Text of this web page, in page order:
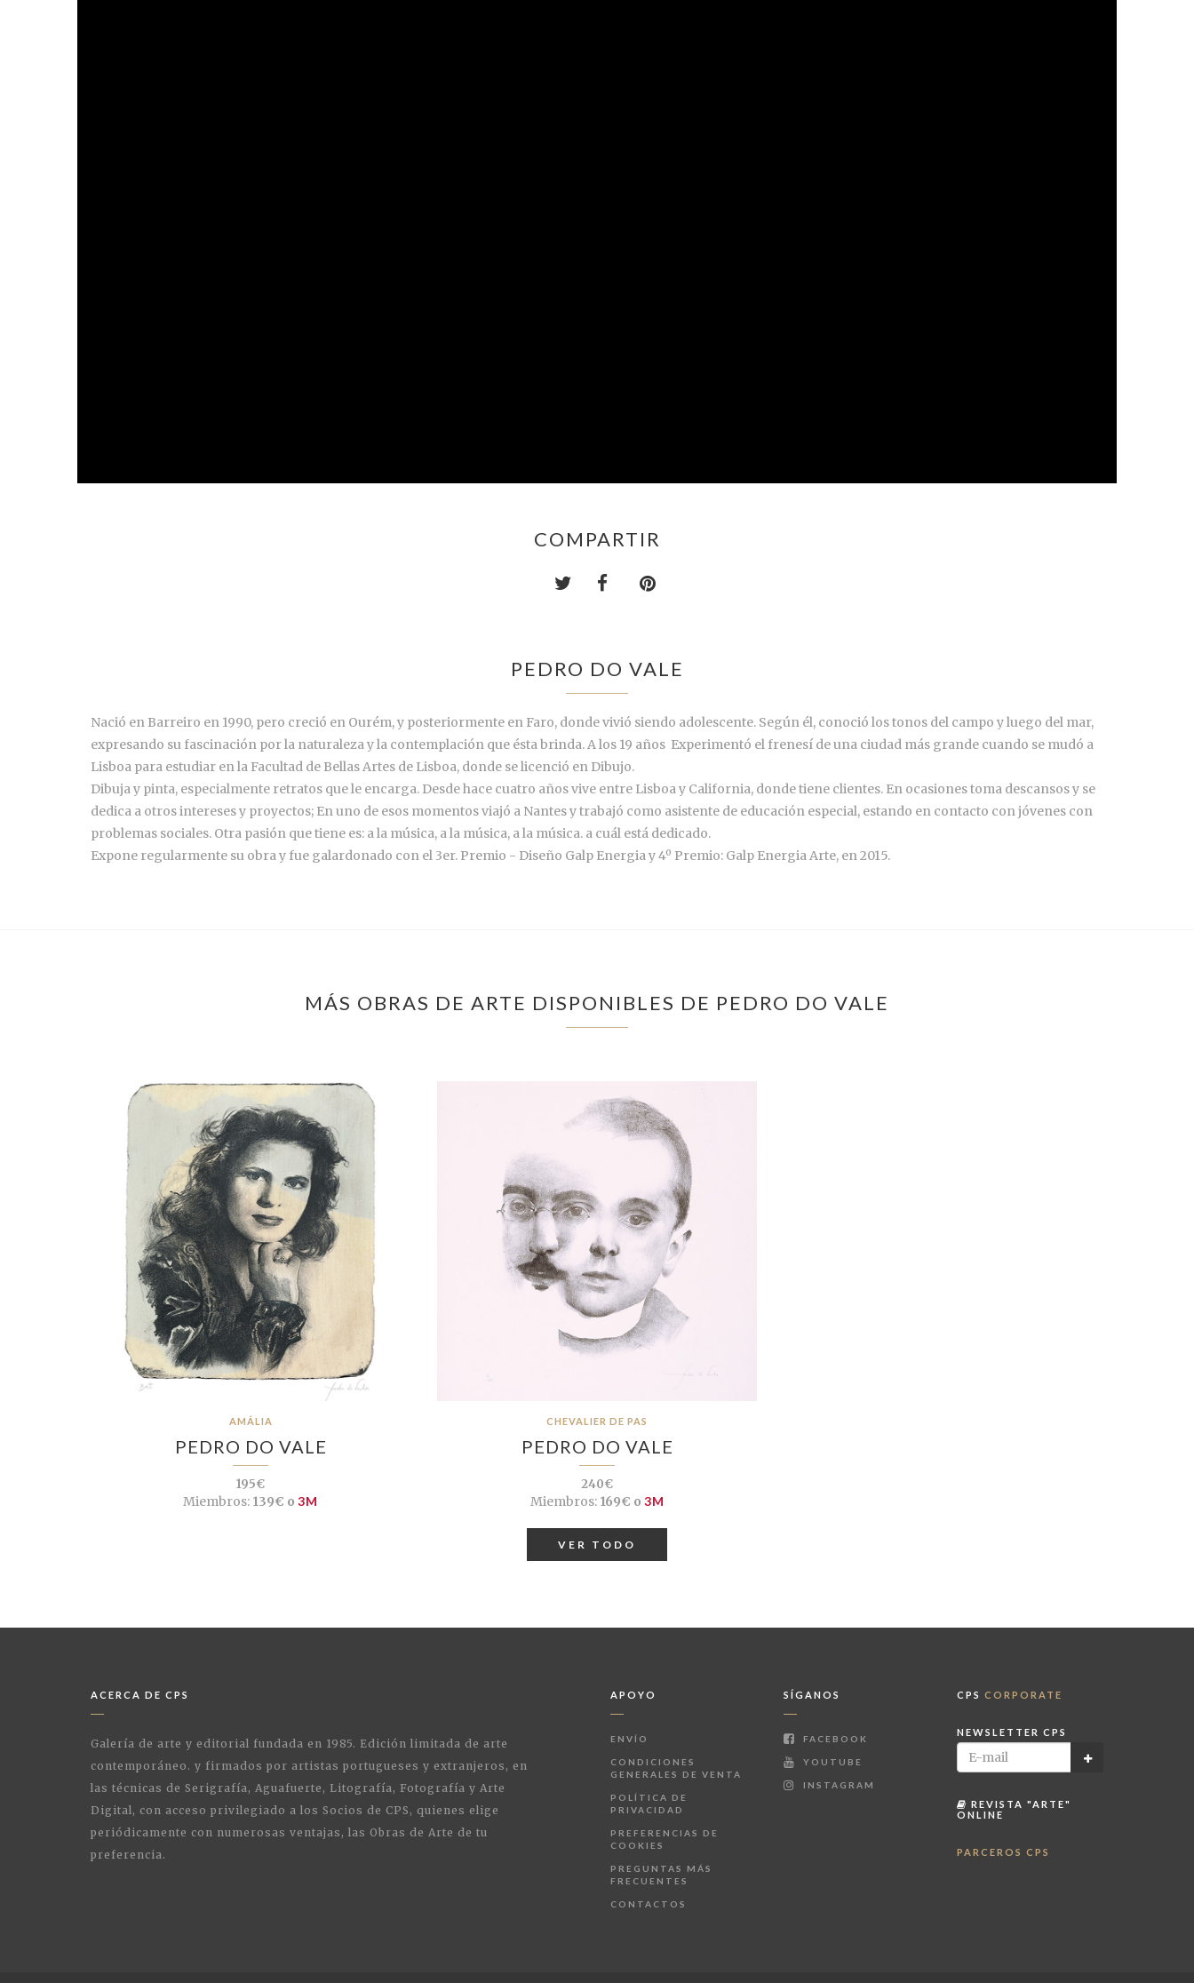
COMPARTIR
PEDRO DO VALE
Nació en Barreiro en 1990, pero creció en Ourém, y posteriormente en Faro, donde vivió siendo adolescente. Según él, conoció los tonos del campo y luego del mar,
expresando su fascinación por la naturaleza y la contemplación que ésta brinda. A los 19 años Experimentó el frenesí de una ciudad más grande cuando se mudó a
Lisboa para estudiar en la Facultad de Bellas Artes de Lisboa, donde se licenció en Dibujo.
Dibuja y pinta, especialmente retratos que le encarga. Desde hace cuatro años vive entre Lisboa y California, donde tiene clientes. En ocasiones toma descansos y se
dedica a otros intereses y proyectos; En uno de esos momentos viajó a Nantes y trabajó como asistente de educación especial, estando en contacto con jóvenes con
problemas sociales. Otra pasión que tiene es: a la música, a la música, a la música. a cuál está dedicado.
Expone regularmente su obra y fue galardonado con el 3er. Premio - Diseño Galp Energia y 4º Premio: Galp Energia Arte, en 2015.
MÁS OBRAS DE ARTE DISPONIBLES DE PEDRO DO VALE
AMÁLIA
PEDRO DO VALE
195€
Miembros: 139€ o 3M
CHEVALIER DE PAS
PEDRO DO VALE
240€
Miembros:169€ o 3M
VER TODO
ACERCA DE CPS
Galería de arte y editorial fundada en 1985. Edición limitada de arte
contemporáneo. y firmados por artistas portugueses y extranjeros, en
las técnicas de Serigrafía, Aguafuerte, Litografía, Fotografía y Arte
Digital, con acceso privilegiado a los Socios de CPS, quienes elige
periódicamente con numerosas ventajas, las Obras de Arte de tu
preferencia.
APOYO
ENVÍO
CONDICIONES
GENERALES DE VENTA
POLÍTICA DE
PRIVACIDAD
PREFERENCIAS DE
COOKIES
PREGUNTAS MÁS
FRECUENTES
CONTACTOS
SÍGANOS
FACEBOOK
YOUTUBE
INSTAGRAM
CPS CORPORATE
NEWSLETTER CPS
REVISTA "ARTE"
ONLINE
PARCEROS CPS